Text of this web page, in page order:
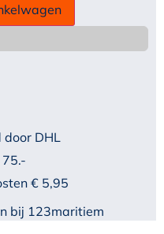
DHL
€ 5,95